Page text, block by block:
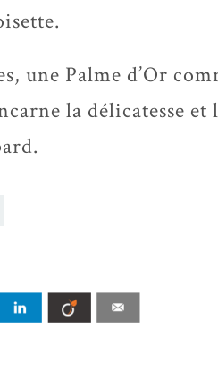
une Palme d’Or
la délicatesse